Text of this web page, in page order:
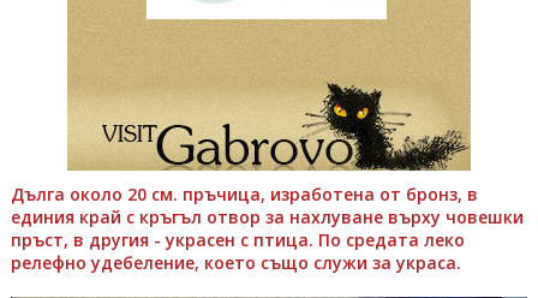
Дълга около 20 см. пръчица, изработена от бронз, в
единия край с кръгъл отвор за нахлуване върху човешки
пръст, в другия - украсен с птица. По средата леко
релефно удебеление, което също служи за украса.